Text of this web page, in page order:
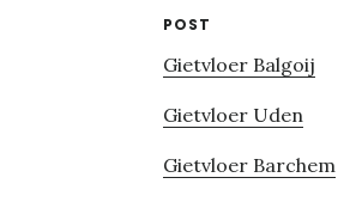
POST
Gietvloer Balgoij
Gietvloer Uden
Gietvloer Barchem